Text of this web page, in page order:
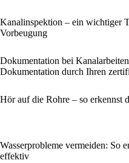
Kanalinspektion – ein wichtiger
Vorbeugung
Dokumentation bei
Dokumentation durch Ihren
Hör auf die Rohre – so erkennst
Wasserprobleme vermeiden: So
effektiv